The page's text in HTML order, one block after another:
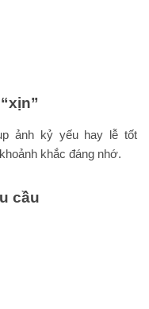
ảnh kỷ yếu hay lễ tốt
khắc đáng nhớ.
cầu